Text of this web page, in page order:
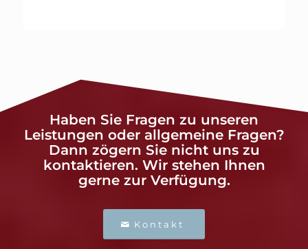
Haben Sie Fragen zu unseren
Leistungen oder allgemeine Fragen?
Dann zögern Sie nicht uns zu
kontaktieren. Wir stehen Ihnen
gerne zur Verfügung.
Kontakt